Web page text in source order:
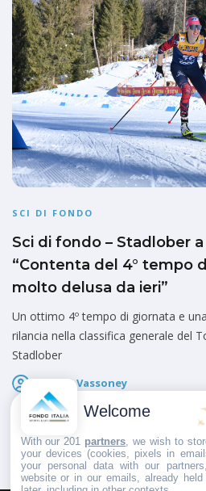
SCI DI FONDO
Sci di fondo – Stadlober
“Contenta del 4° tempo
molto delusa da ieri”
Un ottimo 4º tempo di giornata e
rilancia nella classifica generale del
Stadlober
Fausto Vassoney
Pubblicato il
Welcome
With our 201 partners , we wish to
your devices (cookies, pixels in
your personal data with our
website or in our emails, already